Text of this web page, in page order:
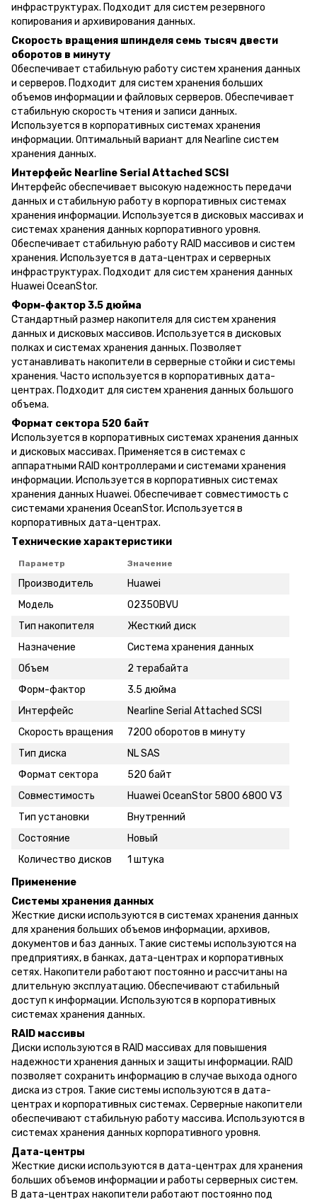
инфраструктурах. Подходит для систем резервного
копирования и архивирования данных.
Скорость вращения шпинделя семь тысяч двести
оборотов в минуту
Обеспечивает стабильную работу систем хранения данных
и серверов. Подходит для систем хранения больших
объемов информации и файловых серверов. Обеспечивает
стабильную скорость чтения и записи данных.
Используется в корпоративных системах хранения
информации. Оптимальный вариант для Nearline систем
хранения данных.
Интерфейс Nearline Serial Attached SCSI
Интерфейс обеспечивает высокую надежность передачи
данных и стабильную работу в корпоративных системах
хранения информации. Используется в дисковых массивах и
системах хранения данных корпоративного уровня.
Обеспечивает стабильную работу RAID массивов и систем
хранения. Используется в дата-центрах и серверных
инфраструктурах. Подходит для систем хранения данных
Huawei OceanStor.
Форм-фактор 3.5 дюйма
Стандартный размер накопителя для систем хранения
данных и дисковых массивов. Используется в дисковых
полках и системах хранения данных. Позволяет
устанавливать накопители в серверные стойки и системы
хранения. Часто используется в корпоративных дата-
центрах. Подходит для систем хранения данных большого
объема.
Формат сектора 520 байт
Используется в корпоративных системах хранения данных
и дисковых массивах. Применяется в системах с
аппаратными RAID контроллерами и системами хранения
информации. Используется в корпоративных системах
хранения данных Huawei. Обеспечивает совместимость с
системами хранения OceanStor. Используется в
корпоративных дата-центрах.
Технические характеристики
Параметр Значение
Производитель
Huawei
Модель
02350BVU
Тип накопителя
Жесткий диск
Назначение
Система хранения данных
Объем
2 терабайта
Форм-фактор
3.5 дюйма
Интерфейс
Nearline Serial Attached SCSI
Скорость вращения
7200 оборотов в минуту
Тип диска
NL SAS
Формат сектора
520 байт
Совместимость
Huawei OceanStor 5800 6800 V3
Тип установки
Внутренний
Состояние
Новый
Количество дисков
1 штука
Применение
Системы хранения данных
Жесткие диски используются в системах хранения данных
для хранения больших объемов информации, архивов,
документов и баз данных. Такие системы используются на
предприятиях, в банках, дата-центрах и корпоративных
сетях. Накопители работают постоянно и рассчитаны на
длительную эксплуатацию. Обеспечивают стабильный
доступ к информации. Используются в корпоративных
системах хранения данных.
RAID массивы
Диски используются в RAID массивах для повышения
надежности хранения данных и защиты информации. RAID
позволяет сохранить информацию в случае выхода одного
диска из строя. Такие системы используются в дата-
центрах и корпоративных системах. Серверные накопители
обеспечивают стабильную работу массива. Используются в
системах хранения данных корпоративного уровня.
Дата-центры
Жесткие диски используются в дата-центрах для хранения
больших объемов информации и работы серверных систем.
В дата-центрах накопители работают постоянно под